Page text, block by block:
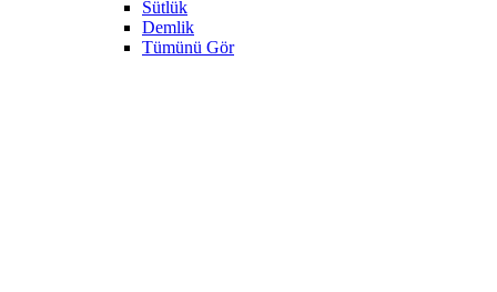
Sütlük
Demlik
Tümünü Gör